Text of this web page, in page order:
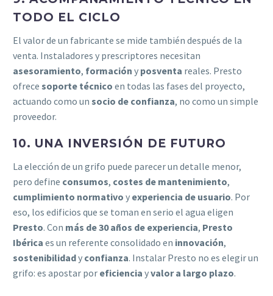
TODO EL CICLO
El valor de un fabricante se mide también después de la
venta. Instaladores y prescriptores necesitan
asesoramiento, formación y posventa reales. Presto
ofrece soporte técnico en todas las fases del proyecto,
actuando como un socio de confianza, no como un simple
proveedor.
10. UNA INVERSIÓN DE FUTURO
La elección de un grifo puede parecer un detalle menor,
pero define consumos, costes de mantenimiento,
cumplimiento normativo y experiencia de usuario. Por
eso, los edificios que se toman en serio el agua eligen
Presto. Con más de 30 años de experiencia, Presto
Ibérica es un referente consolidado en innovación,
sostenibilidady confianza. Instalar Presto no es elegir un
grifo: es apostar por eficiencia yvalor a largo plazo.